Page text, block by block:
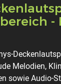
-
Melodien,
sowie Audio-